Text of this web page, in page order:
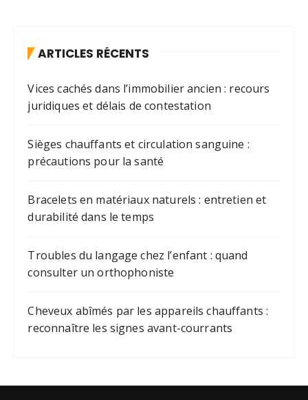
ARTICLES RÉCENTS
Vices cachés dans l’immobilier ancien : recours
juridiques et délais de contestation
Sièges chauffants et circulation sanguine :
précautions pour la santé
Bracelets en matériaux naturels : entretien et
durabilité dans le temps
Troubles du langage chez l’enfant : quand
consulter un orthophoniste
Cheveux abîmés par les appareils chauffants :
reconnaître les signes avant-courrants